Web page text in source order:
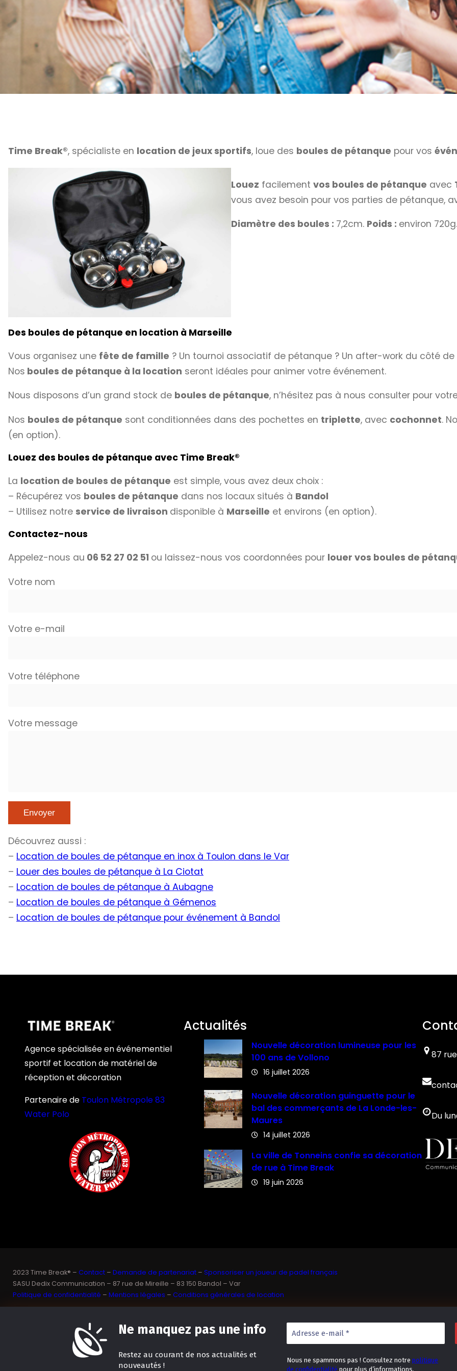
Time Break®, spécialiste en location de jeux sportifs, loue des boules de pétanque pour vos
Louez facilementvos boules de pétanque avec
vous avez besoin pour vos parties de pétanque,
Diamètre des boules : 7,2cm. Poids : environ 720g.
Des boules de pétanque en location à Marseille
Vous organisez une fête de famille ? Un tournoi associatif de pétanque ? Un after-work du côté de
Nos boules de pétanque à la location seront idéales pour animer votre événement.
Nous disposons d’un grand stock de boules de pétanque, n’hésitez pas à nous consulter pour
Nos boules de pétanque sont conditionnées dans des pochettes en triplette, avec cochonnet.
(en option).
Louez des boules de pétanque avec Time Break®
La location de boules de pétanque est simple, vous avez deux choix :
– Récupérez vos boules de pétanque dans nos locaux situés à Bandol
– Utilisez notre service de livraison disponible à Marseille et environs (en option).
Contactez-nous
Appelez-nous au 06 52 27 02 51 ou laissez-nous vos coordonnées pour louer vos boules de
Votre nom
Votre e-mail
Votre téléphone
Votre message
Découvrez aussi :
– Location de boules de pétanque en inox à Toulon dans le Var
– Louer des boules de pétanque à La Ciotat
– Location de boules de pétanque à Aubagne
– Location de boules de pétanque à Gémenos
– Location de boules de pétanque pour événement à Bandol
Ne manquez pas une info
Restezau courant de nos actualités et
nouveautés !
Nous ne spammons pas ! Consultez notrepolitique
de confidentialité pour plus d’informations.
Agence spécialisée en événementiel
sportif et location de matériel de
réception et décoration
Partenaire de Toulon Métropole 83
Water Polo
Actualités
Nouvelle décoration lumineuse pour les
100 ans de Vollono
16 juillet 2026
Nouvelle décoration guinguette pour le
bal des commerçants de La Londe-les-
Maures
14 juillet 2026
La ville de Tonneins confie sa décoration
de rue à Time Break
19 juin 2026
87
Du
2023 Time Break® – Contact – Demande de partenariat – Sponsoriser un joueur de padel français
SASU Dedix Communication – 87 rue de Mireille – 83 150 Bandol – Var
Politique de confidentialité – Mentions légales – Conditions générales de location